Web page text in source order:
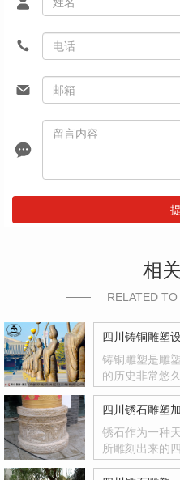
相
RELATED
四川铸铜雕塑
铸铜雕塑是雕
的历史非常悠
四川锈石雕塑
锈石作为一种
所雕刻出来的